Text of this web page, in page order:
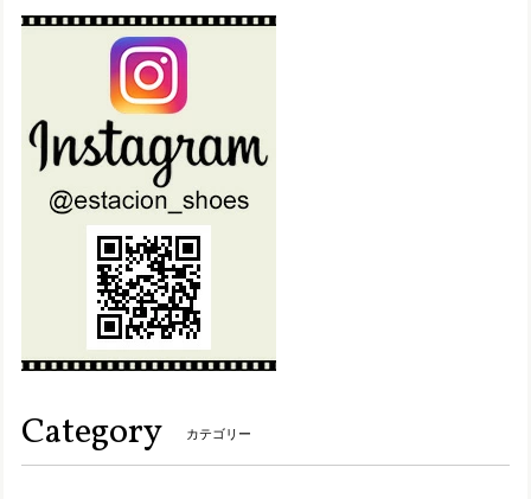
2025/06/11
想像通り可愛いのが届きました！ 仕事様にと思い購入しまし
たが、履きやすくて、もう一足注文しました！
L（24.0～24.5cm）
2025/05/28
2足のうち、1足を本日 初めて履きました。 朝 車で通勤時
に履き、帰りにスーパーに寄りましたが、右の踵部分の底
が、突然ガバっと崩壊した様に落ちました。スーパーで歩く
度に底がパラパラと崩れたカケラが落ちていきました。 帰っ
て左の靴底を確認しましたが、とてもほんの1時間も満たな
ました。 もう履けません。
Category カテゴリー